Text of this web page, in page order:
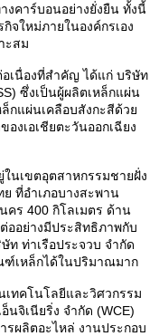
งคาร์บอนอย่างยั่งยืน ทั้งนี้
ใหม่ภายในองค์กรเอง
ะสม
เนื่องที่สำคัญ ได้แก่ บริษัท
ซึ่งเป็นผู้ผลิตเหล็กแผ่น
กแผ่นเคลือบสังกะสีด้วย
งเอเชียตะวันออกเฉียง
ในเขตอุตสาหกรรมชายฝั่ง
ที่อำเภอบางสะพาน
คร 400 กิโลเมตร ด้าน
ออย่างมีประสิทธิภาพกับ
ท่าเรือประจวบ จำกัด
ฑ์เหล็กได้ในปริมาณมาก
ทคโนโลยีและวิศวกรรม
นจิเนียริ่ง จำกัด (WCE)
ผลิตอะไหล่ งานประกอบ